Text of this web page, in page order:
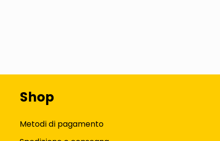
Shop
Metodi di pagamento